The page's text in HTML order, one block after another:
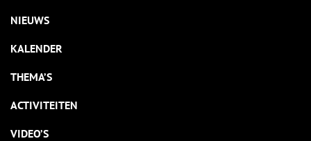
NIEUWS
KALENDER
THEMA’S
ACTIVITEITEN
VIDEO’S